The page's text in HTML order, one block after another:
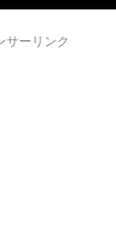
サーリンク